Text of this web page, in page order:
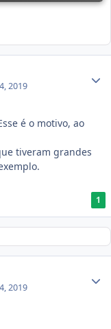
2019
é o motivo, ao
tiveram grandes
1
2019